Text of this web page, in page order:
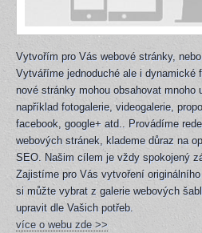
Vytvořím pro Vás webové stránky,
Vytváříme jednoduché ale i dynamické
nové stránky mohou obsahovat
například fotogalerie, videogalerie,
facebook, google+ atd.. Provádíme
webových stránek, klademe důraz na
SEO. Našim cílem je vždy spokojený
Zajistíme pro Vás vytvoření
si můžte vybrat z galerie webových
upravit dle Vašich potřeb.
více o webu zde >>